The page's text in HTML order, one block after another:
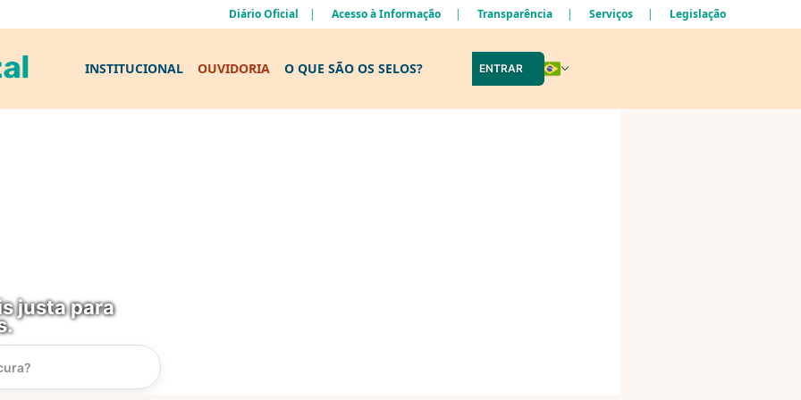
Diário Oficial Acesso à Informação Transparência Serviços
Legislação
INSTITUCIONAL OUVIDORIA O QUE SÃO OS SELOS? ENTRAR
justa para